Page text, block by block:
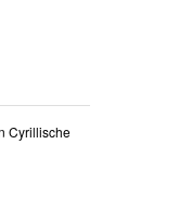
Cyrillische